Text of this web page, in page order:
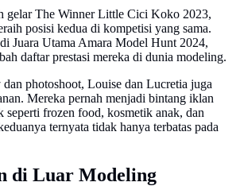
gelar The Winner Little Cici Koko 2023,
posisi kedua di kompetisi yang sama.
Juara Utama Amara Model Hunt 2024,
daftar prestasi mereka di dunia modeling.
photoshoot, Louise dan Lucretia juga
Mereka pernah menjadi bintang iklan
seperti frozen food, kosmetik anak, dan
ternyata tidak hanya terbatas pada
di Luar Modeling